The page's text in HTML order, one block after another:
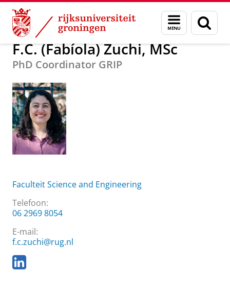
Skip
Content
Skip
Navigation
Menu
en
zoeken
Over ons F.C. (Fabíola) Zuchi, MSc
F.C. (Fabíola) Zuchi, MSc
PhD Coordinator GRIP
Faculteit Science and Engineering
Telefoon:
06 2969 8054
E-mail:
f.c.zuchi@rug.nl
L
i